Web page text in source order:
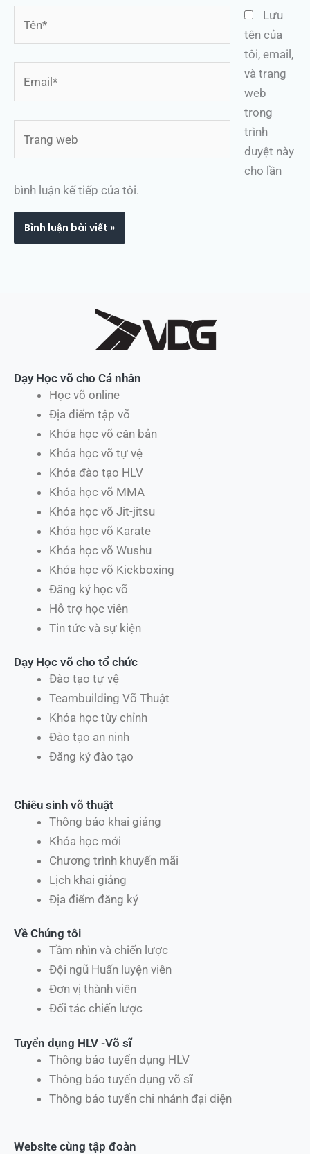
web
Lưu
tên của
tôi, email,
và trang
web
trong
trình
duyệt này
cho lần
bình luận kế tiếp của tôi.
Dạy Học võ cho Cá nhân
Học võ online
Địa điểm tập võ
Khóa học võ căn bản
Khóa học võ tự vệ
Khóa đào tạo HLV
Khóa học võ MMA
Khóa học võ Jit-jitsu
Khóa học võ Karate
Khóa học võ Wushu
Khóa học võ Kickboxing
Đăng ký học võ
Hỗ trợ học viên
Tin tức và sự kiện
Dạy Học võ cho tổ chức
Đào tạo tự vệ
Teambuilding Võ Thuật
Khóa học tùy chỉnh
Đào tạo an ninh
Đăng ký đào tạo
Chiêu sinh võ thuật
Thông báo khai giảng
Khóa học mới
Chương trình khuyến mãi
Lịch khai giảng
Địa điểm đăng ký
Về Chúng tôi
Tầm nhìn và chiến lược
Đội ngũ Huấn luyện viên
Đơn vị thành viên
Đối tác chiến lược
Tuyển dụng HLV -Võ sĩ
Thông báo tuyển dụng HLV
Thông báo tuyển dụng võ sĩ
Thông báo tuyển chi nhánh đại diện
Website cùng tập đoàn